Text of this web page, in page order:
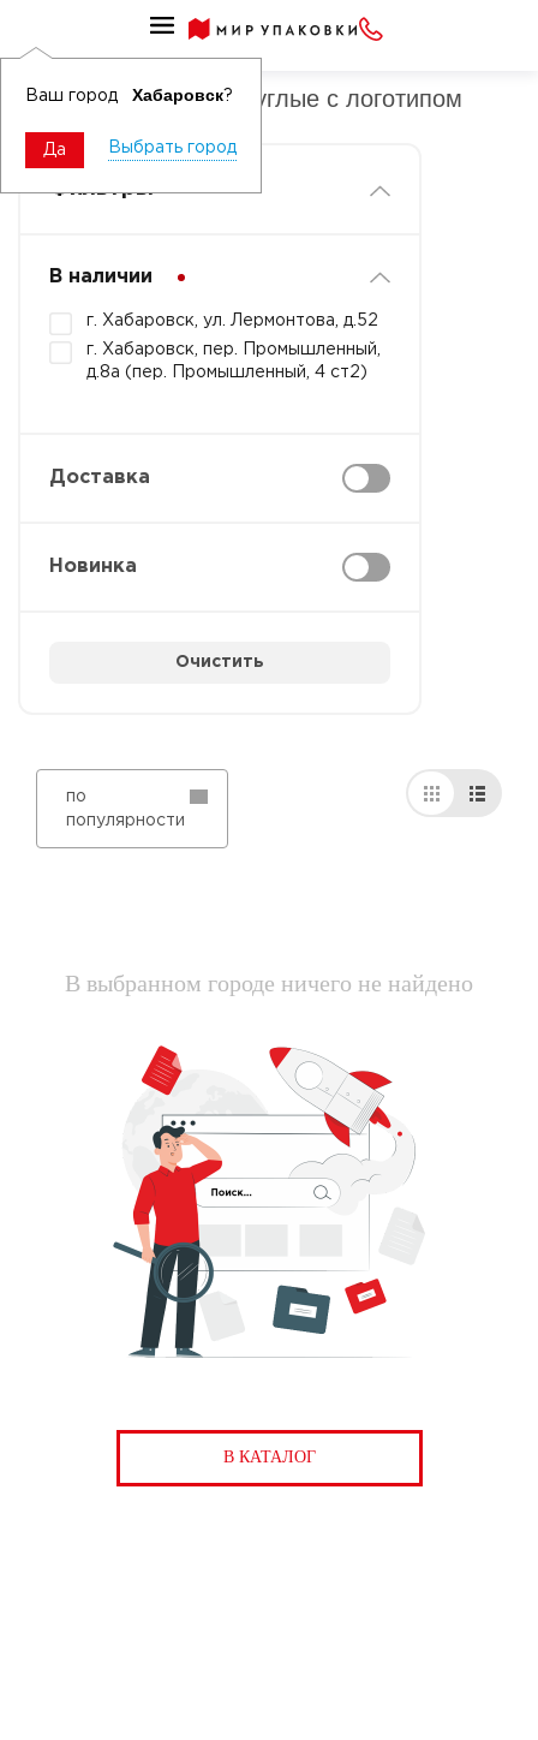
Ваш город Хабаровск?
Да Выбрать город
Лотки под запайку круглые с логотипом
Фильтры
В наличии
г. Хабаровск, ул. Лермонтова, д.52
г. Хабаровск, пер. Промышленный,
д.8а (пер. Промышленный, 4 ст2)
Доставка
Новинка
Очистить
по
популярности
В выбранном городе ничего не найдено
В КАТАЛОГ